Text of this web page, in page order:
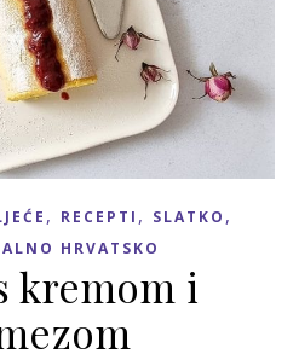
, RECEPTI , SLATKO ,
HRVATSKO
kremom i